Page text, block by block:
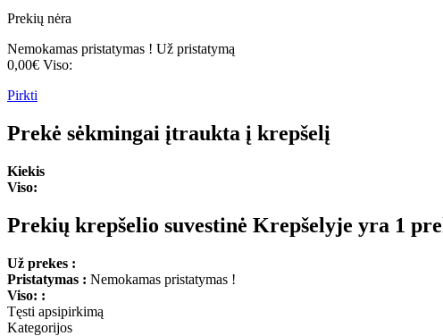
Prekių nėra
Nemokamas pristatymas ! Už pristatymą
0,00€ Viso:
Pirkti
Prekė sėkmingai įtraukta į krepšelį
Kiekis
Viso:
Prekių krepšelio suvestinė Krepšelyje yra 1
Už prekes :
Pristatymas : Nemokamas pristatymas !
Viso: :
Tęsti apsipirkimą
Kategorijos